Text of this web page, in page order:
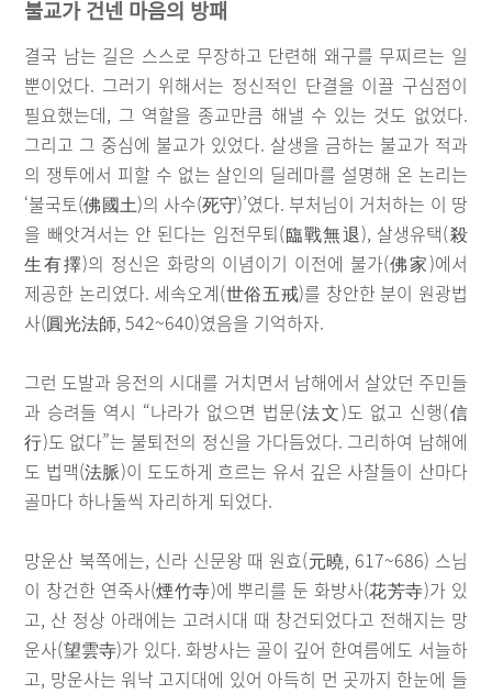
불교가 건넨 마음의 방패
결국 남는 길은 스스로 무장하고 단련해 왜구를 무찌르는 일
뿐이었다. 그러기 위해서는 정신적인 단결을 이끌 구심점이
필요했는데, 그 역할을 종교만큼 해낼 수 있는 것도 없었다.
그리고 그 중심에 불교가 있었다. 살생을 금하는 불교가 적과
의 쟁투에서 피할 수 없는 살인의 딜레마를 설명해 온 논리는
‘불국토(佛國土)의 사수(死守)’였다. 부처님이 거처하는 이 땅
을 빼앗겨서는 안 된다는 임전무퇴(臨戰無退), 살생유택(殺
生有擇)의 정신은 화랑의 이념이기 이전에 불가(佛家)에서
제공한 논리였다. 세속오계(世俗五戒)를 창안한 분이 원광법
사(圓光法師, 542~640)였음을 기억하자.
그런 도발과 응전의 시대를 거치면서 남해에서 살았던 주민들
과 승려들 역시 “나라가 없으면 법문(法文)도 없고 신행(信
行)도 없다”는 불퇴전의 정신을 가다듬었다. 그리하여 남해에
도 법맥(法脈)이 도도하게 흐르는 유서 깊은 사찰들이 산마다
골마다 하나둘씩 자리하게 되었다.
망운산 북쪽에는, 신라 신문왕 때 원효(元曉, 617~686) 스님
이 창건한 연죽사(煙竹寺)에 뿌리를 둔 화방사(花芳寺)가 있
고, 산 정상 아래에는 고려시대 때 창건되었다고 전해지는 망
운사(望雲寺)가 있다. 화방사는 골이 깊어 한여름에도 서늘하
고, 망운사는 워낙 고지대에 있어 아득히 먼 곳까지 한눈에 들